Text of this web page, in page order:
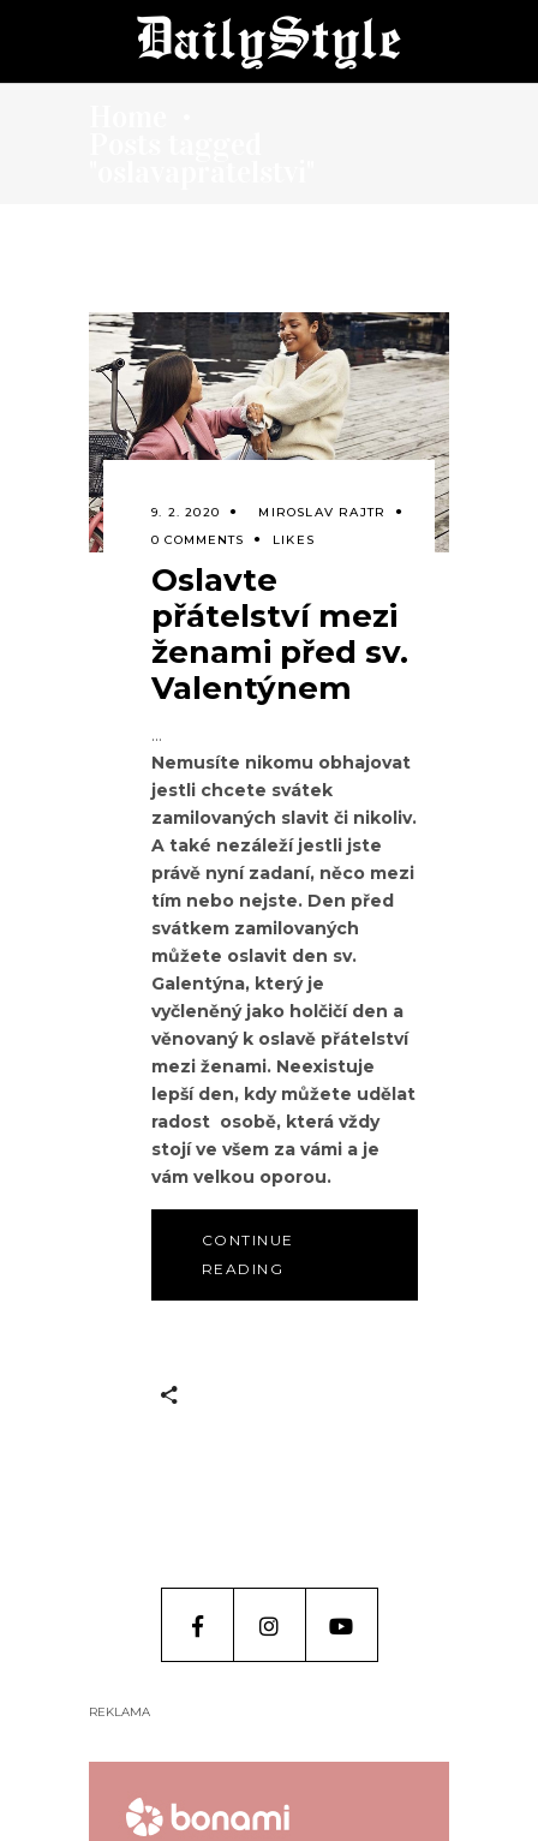
9. 2. 2020
MIROSLAV RAJTR
0 COMMENTS
LIKES
Oslavte
přátelství mezi
ženami před sv.
Valentýnem
Nemusíte nikomu obhajovat
jestli chcete svátek
zamilovaných slavit či nikoliv.
A také nezáleží jestli jste
právě nyní zadaní, něco mezi
tím nebo nejste. Den před
svátkem zamilovaných
můžete oslavit den sv.
Galentýna, který je
vyčleněný jako holčičí den a
věnovaný k oslavě přátelství
mezi ženami. Neexistuje
lepší den, kdy můžete udělat
radost osobě, která vždy
stojí ve všem za vámi a je
vám velkou oporou.
CONTINUE
READING
REKLAMA